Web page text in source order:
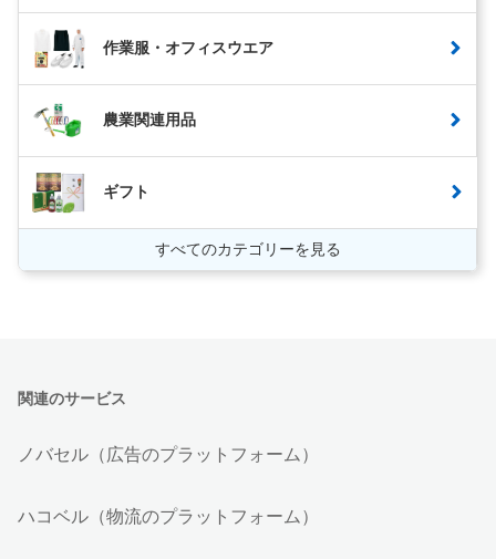
作業服・オフィスウエア
農業関連用品
ギフト
すべてのカテゴリーを見る
関連のサービス
ノバセル（広告のプラットフォーム）
ハコベル（物流のプラットフォーム）